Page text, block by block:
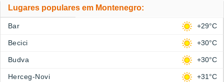
Lugares populares em Montenegro:
Bar +29°C
Becici +30°C
Budva +30°C
Herceg-Novi +31°C